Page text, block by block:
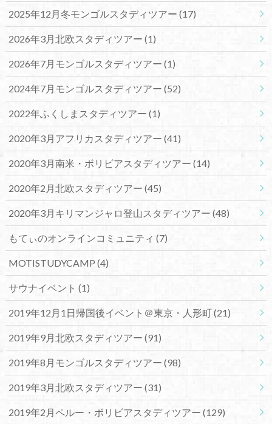
2025年12月冬モンゴルスタディツアー (17)
2026年3月北欧スタディツアー (1)
2026年7月モンゴルスタディツアー (1)
2024年7月モンゴルスタディツアー (52)
2022年ふくしまスタディツアー (1)
2020年3月アフリカスタディツアー (41)
2020年3月南米・ボリビアスタディツアー (14)
2020年2月北欧スタディツアー (45)
2020年3月キリマンジャロ登山スタディツアー (48)
もてぃのオンラインコミュニティ (7)
MOTISTUDYCAMP (4)
サウナイベント (1)
2019年12月1日帰国後イベント＠東京・人形町(21)
2019年9月北欧スタディツアー (91)
2019年8月モンゴルスタディツアー (98)
2019年3月北欧スタディツアー (31)
2019年2月ペルー・ボリビアスタディツアー (129)